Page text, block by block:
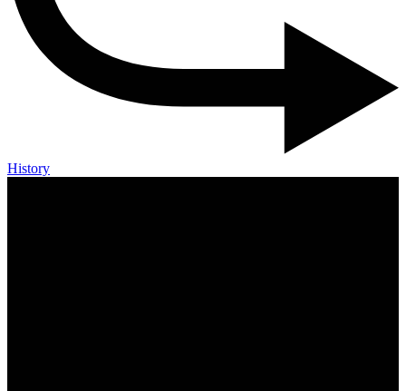
History